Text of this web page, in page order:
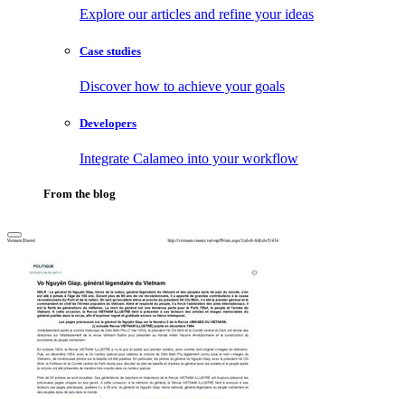
Explore our articles and refine your ideas
Case studies
Discover how to achieve your goals
Developers
Integrate Calameo into your workflow
From the blog